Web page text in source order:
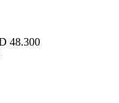
48.300